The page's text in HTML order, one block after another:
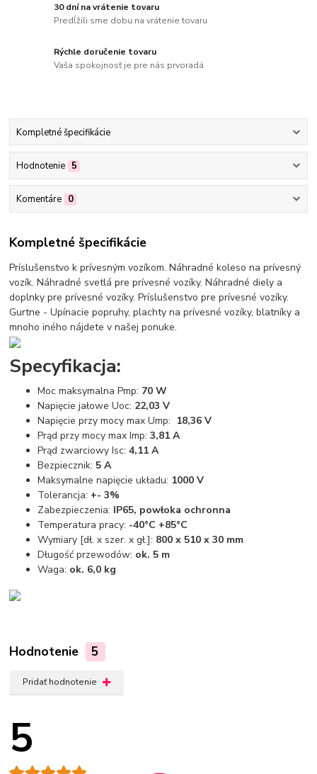
30 dní na vrátenie tovaru
Predĺžili sme dobu na vrátenie tovaru
Rýchle doručenie tovaru
Vaša spokojnosť je pre nás prvoradá
Kompletné špecifikácie
Hodnotenie 5
Komentáre 0
Kompletné špecifikácie
Príslušenstvo k prívesným vozíkom. Náhradné koleso na prívesný
vozík. Náhradné svetlá pre prívesné vozíky. Náhradné diely a
doplnky pre prívesné vozíky. Príslušenstvo pre prívesné vozíky.
Gurtne - Upínacie popruhy, plachty na prívesné vozíky, blatníky a
mnoho iného nájdete v našej ponuke.
Specyfikacja:
Moc maksymalna Pmp: 70 W
Napięcie jałowe Uoc: 22,03 V
Napięcie przy mocy max Ump: 18,36 V
Prąd przy mocy max Imp:3,81 A
Prąd zwarciowy Isc:4,11 A
Bezpiecznik: 5 A
Maksymalne napięcie układu: 1000 V
Tolerancja: +- 3%
Zabezpieczenia: IP65, powłoka ochronna
Temperatura pracy: -40°C +85°C
Wymiary [dł. x szer. x gł.]: 800 x 510 x 30 mm
Długość przewodów: ok. 5 m
Waga: ok. 6,0 kg
Hodnotenie 5
Pridať hodnotenie
5